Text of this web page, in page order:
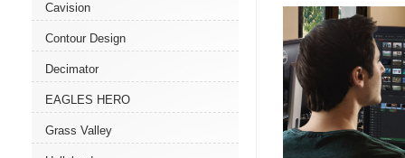
Cavision
Contour Design
Decimator
EAGLES HERO
Grass Valley